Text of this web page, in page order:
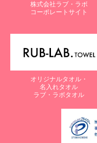
株式会社ラブ・ラボ
コーポレートサイト
オリジナルタオル・
名入れタオル
ラブ・ラボタオル